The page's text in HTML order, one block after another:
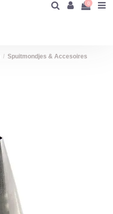
0
Spuitmondjes & Accesoires